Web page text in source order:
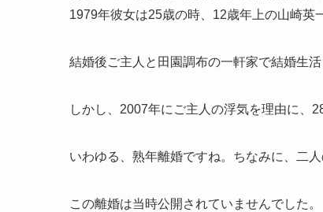
1979年彼女は25歳の時、12歳年上の山崎英
結婚後ご主人と田園調布の一軒家で結婚生活
しかし、2007年にご主人の浮気を理由に、
いわゆる、熟年離婚ですね。ちなみに、二人
この離婚は当時公開されていませんでした。